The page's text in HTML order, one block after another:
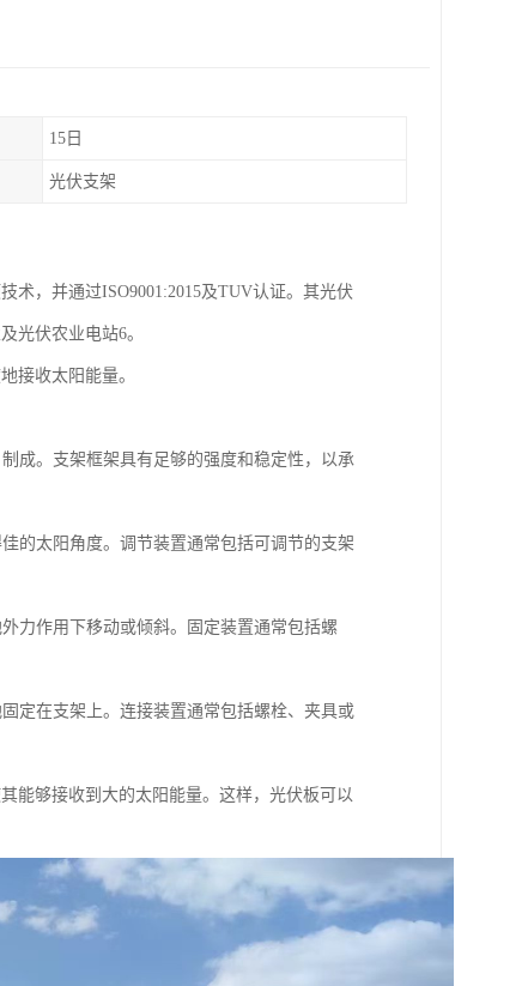
15日
光伏支架
术，并通过ISO9001:2015及TUV认证。其光伏
光伏农业电站6。
接收太阳能量。
成。支架框架具有足够的强度和稳定性，以承
的太阳角度。调节装置通常包括可调节的支架
力作用下移动或倾斜。固定装置通常包括螺
定在支架上。连接装置通常包括螺栓、夹具或
能够接收到大的太阳能量。这样，光伏板可以